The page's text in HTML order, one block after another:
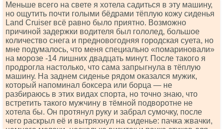
Меньше всего на свете я хотела садиться в эту машину,
но ощутить почти голыми бёдрами тёплую кожу сиденья
Lаnd Сruisеr всё равно было приятно. Возможно
причиной задержки водителя был гололед, большое
количество снега и предновогодняя городская суета, но
мне подумалось, что меня специально «помариновали»
на морозе -14 лишних двадцать минут. После такого я
продрогла настолько, что сама запрыгнула в тёплую
машину. На заднем сиденье рядом оказался мужик,
который напоминал боксера или борца — не
разбираюсь в этих видах спорта, но точно знаю, что
встретить такого мужчину в тёмной подворотне не
хотела бы. Он протянул руку и забрал сумочку, после
чего раскрыл её и вытряхнул на сиденье: пачка жвачки,